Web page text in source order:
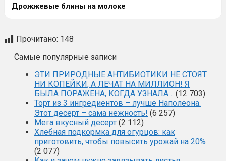
Дрожжевые блины на молоке
Прочитано: 148
Самые популярные записи
ЭТИ ПРИРОДНЫЕ АНТИБИОТИКИ НЕ СТОЯТ
НИ КОПЕЙКИ, А ЛЕЧАТ НА МИЛЛИОН! Я
БЫЛА ПОРАЖЕНА, КОГДА УЗНАЛА… (12 703)
Торт из 3 ингредиентов – лучше Наполеона.
Этот десерт – сама нежность! (6 257)
Мега вкусный десерт (2 112)
Хлебная подкормка для огурцов: как
приготовить, чтобы повысить урожай на 20%
(2 077)